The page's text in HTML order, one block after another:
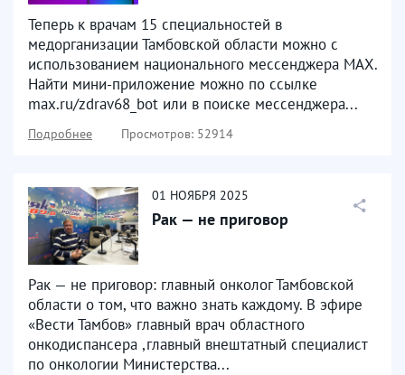
Теперь к врачам 15 специальностей в
медорганизации Тамбовской области можно с
использованием национального мессенджера МАХ.
Найти мини-приложение можно по ссылке
max.ru/zdrav68_bot или в поиске мессенджера...
Подробнее Просмотров: 52914
01 НОЯБРЯ 2025
Рак — не приговор
Рак — не приговор: главный онколог Тамбовской
области о том, что важно знать каждому. В эфире
«Вести Тамбов» главный врач областного
онкодиспансера ,главный внештатный специалист
по онкологии Министерства...